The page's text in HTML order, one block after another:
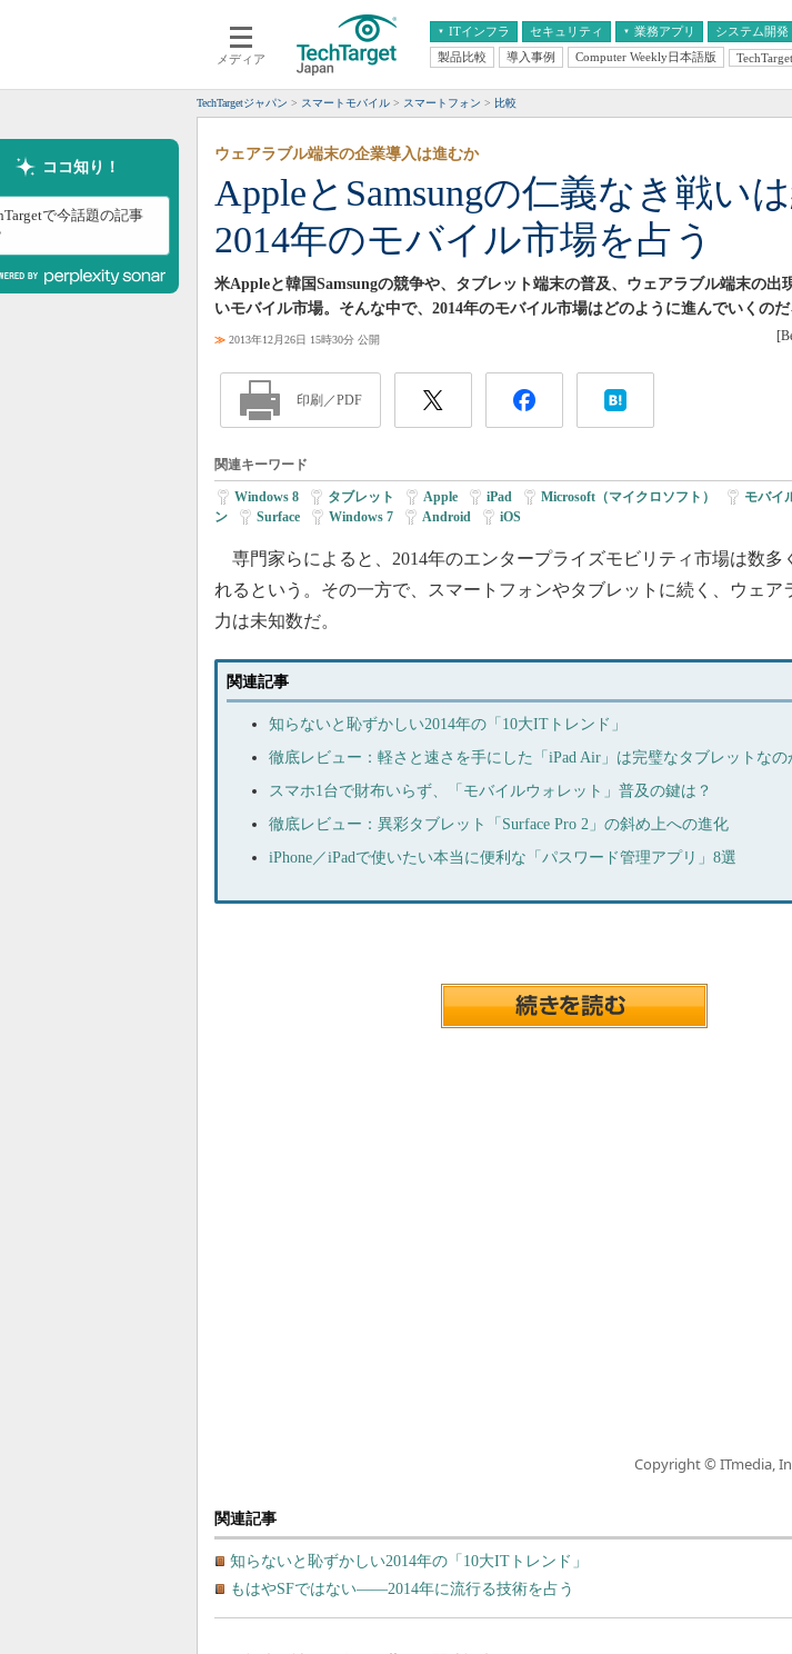
メディア
ITインフラ
クラウド
スマートモバイル
ネットワーク
システム運用管理
セキュリティ 業務アプリ
エンタープライズAI
ERP
CX
情報系システム
システム開発
経営とIT 医療IT
製品比較 導入事例 Computer Weekly日本語版
TechTargetジャパン スマートモバイル スマートフォン 比較
ココ知り！
で今話題の記事
AppleとSamsungの仁義なき戦い
2014年のモバイル市場を占う
ウェアラブル端末の企業導入は進むか
米Appleと韓国Samsungの競争や、タブレット端末の普及、ウェアラブル端末の出
いモバイル市場。そんな中で、2014年のモバイル市場はどのように進んでいくのだ
≫ 2013年12月26日 15時30分 公開
印刷／PDF
関連キーワード
Windows 8 タブレット Apple iPad Microsoft（マイクロソフト） モバイ
ン
Surface Windows 7 Android iOS
専門家らによると、2014年のエンタープライズモビリティ市場は数多
れるという。その一方で、スマートフォンやタブレットに続く、ウェア
力は未知数だ。
関連記事
知らないと恥ずかしい2014年の「10大ITトレンド」
徹底レビュー：軽さと速さを手にした「iPad Air」は完璧なタブレットなの
スマホ1台で財布いらず、「モバイルウォレット」普及の鍵は？
徹底レビュー：異彩タブレット「Surface Pro 2」の斜め上への進化
iPhone／iPadで使いたい本当に便利な「パスワード管理アプリ」8選
Copyright © ITmedia,
関連記事
知らないと恥ずかしい2014年の「10大ITトレンド」
もはやSFではない――2014年に流行る技術を占う